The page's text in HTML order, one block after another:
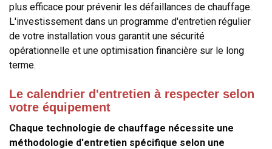
plus efficace pour prévenir les défaillances de chauffage.
L'investissement dans un programme d'entretien régulier
de votre installation vous garantit une sécurité
opérationnelle et une optimisation financière sur le long
terme.
Le calendrier d'entretien à respecter selon
votre équipement
Chaque technologie de chauffage nécessite une
méthodologie d'entretien spécifique selon une